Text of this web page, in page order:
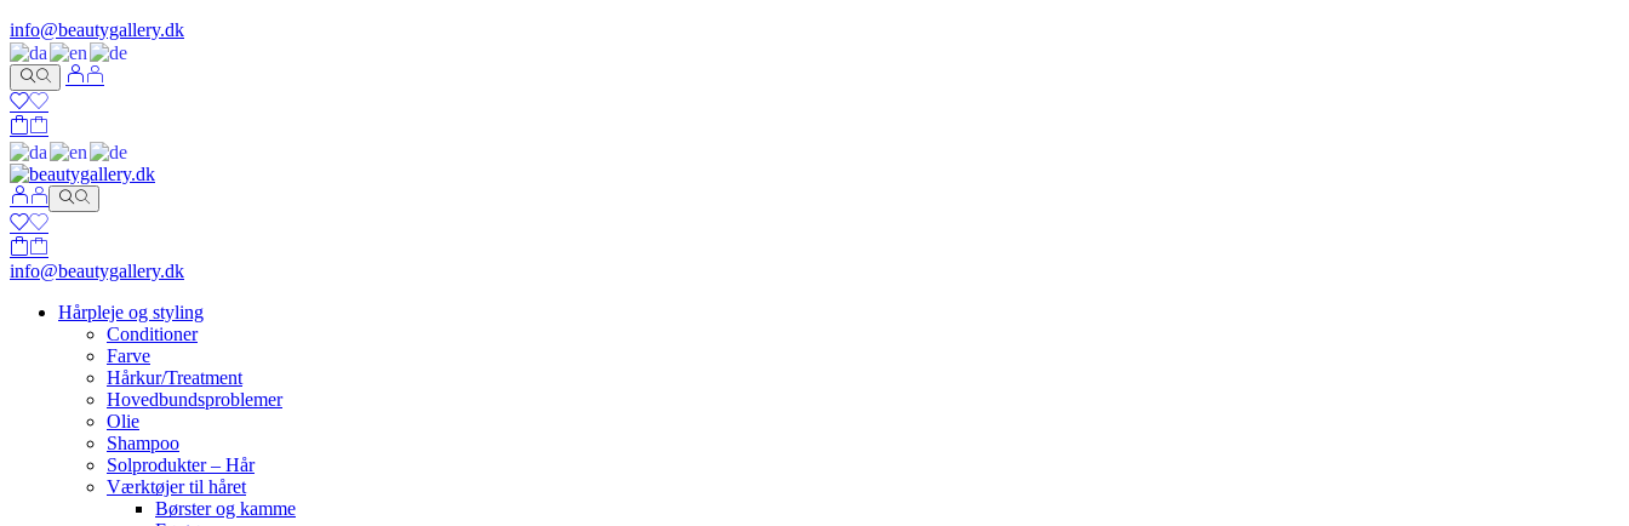
info@beautygallery.dk
info@beautygallery.dk
Hårpleje og styling
Conditioner
Farve
Hårkur/Treatment
Hovedbundsproblemer
Olie
Shampoo
Solprodukter – Hår
Værktøjer til håret
Børster og kamme